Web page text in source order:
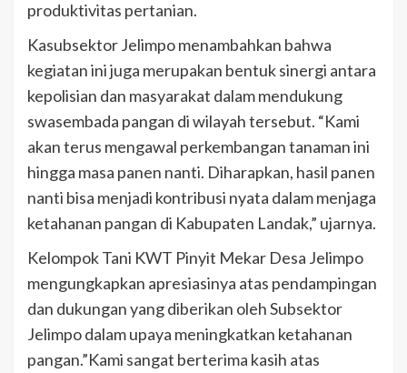
produktivitas pertanian.
Kasubsektor Jelimpo menambahkan bahwa
kegiatan ini juga merupakan bentuk sinergi antara
kepolisian dan masyarakat dalam mendukung
swasembada pangan di wilayah tersebut. “Kami
akan terus mengawal perkembangan tanaman ini
hingga masa panen nanti. Diharapkan, hasil panen
nanti bisa menjadi kontribusi nyata dalam menjaga
ketahanan pangan di Kabupaten Landak,” ujarnya.
Kelompok Tani KWT Pinyit Mekar Desa Jelimpo
mengungkapkan apresiasinya atas pendampingan
dan dukungan yang diberikan oleh Subsektor
Jelimpo dalam upaya meningkatkan ketahanan
pangan.”Kami sangat berterima kasih atas